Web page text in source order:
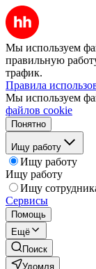
Мы используем
правильную
трафик.
Правила
Мы используем
файлов cookie
Понятно
Ищу работу
Ищу работу
Ищу работу
Ищу
Сервисы
Помощь
Ещё
Поиск
Удомля